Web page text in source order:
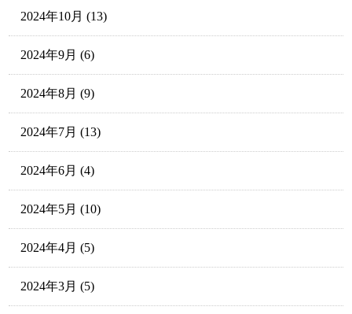
2024年10月 (13)
2024年9月 (6)
2024年8月 (9)
2024年7月 (13)
2024年6月 (4)
2024年5月 (10)
2024年4月 (5)
2024年3月 (5)